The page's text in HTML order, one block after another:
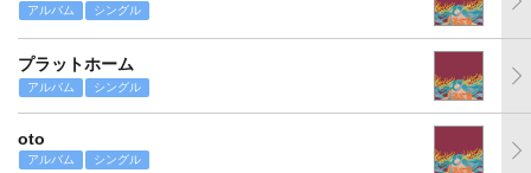
アルバム シングル
プラットホーム
アルバム シングル
oto
アルバム シングル